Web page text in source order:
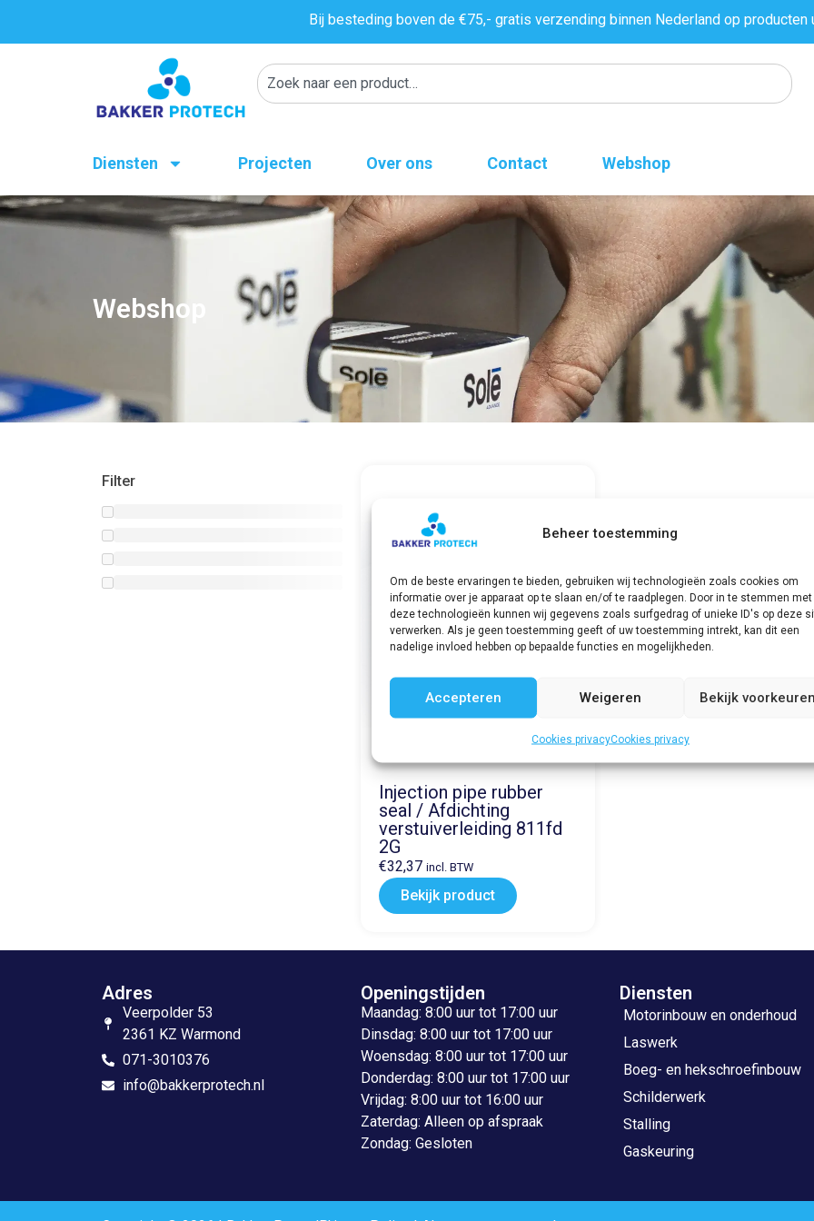
Beheer toestemming
Om de beste ervaringen te bieden, gebruiken wij technologieën zoals cookies om
informatie over je apparaat op te slaan en/of te raadplegen. Door in te stemmen met
deze technologieën kunnen wij gegevens zoals surfgedrag of unieke ID's op deze
verwerken. Als je geen toestemming geeft of uw toestemming intrekt, kan dit een
nadelige invloed hebben op bepaalde functies en mogelijkheden.
Accepteren Weigeren Bekijk
Cookies privacyCookies privacy
Bij besteding boven de €75,- gratis verzending binnen Nederland op
Diensten Projecten Over ons Contact Webshop
Webshop
Filter
Injection pipe rubber
seal / Afdichting
verstuiverleiding 811fd
2G
€32,37 incl. BTW
Bekijk product
Adres
Veerpolder 53
2361 KZ Warmond
071-3010376
info@bakkerprotech.nl
Openingstijden
Maandag: 8:00 uur tot 17:00 uur
Dinsdag: 8:00 uur tot 17:00 uur
Woensdag: 8:00 uur tot 17:00 uur
Donderdag: 8:00 uur tot 17:00 uur
Vrijdag: 8:00 uur tot 16:00 uur
Zaterdag: Alleen op afspraak
Zondag: Gesloten
Diensten
Motorinbouw en onderhoud
Laswerk
Boeg- en hekschroefinbouw
Schilderwerk
Stalling
Gaskeuring